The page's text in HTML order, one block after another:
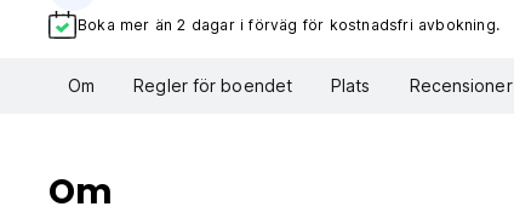
Boka mer än 2 dagar i förväg för kostnadsfri avbokning.
Om Regler för boendet Plats Recensioner
Om